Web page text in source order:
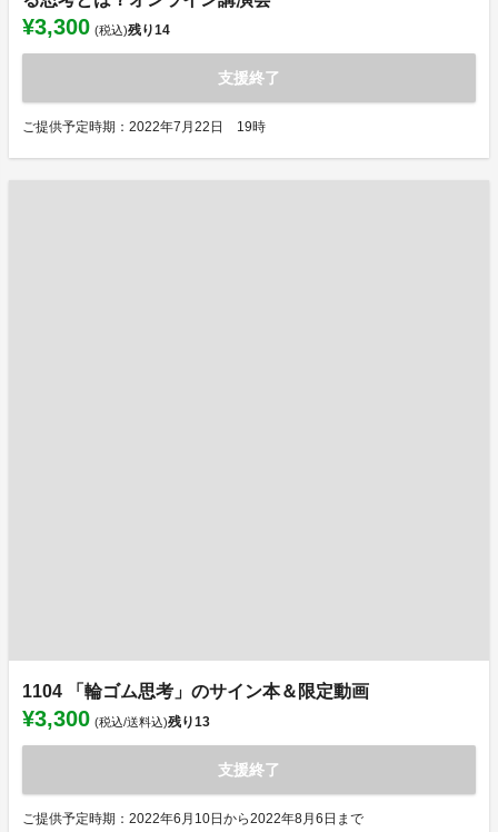
¥3,300 (税込)残り14
支援終了
ご提供予定時期：2022年7月22日 19時
1104 「輪ゴム思考」のサイン本＆限定動画
¥3,300 (税込/送料込)残り13
支援終了
ご提供予定時期：2022年6月10日から2022年8月6日まで